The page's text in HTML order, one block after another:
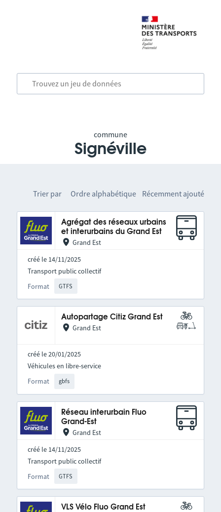
commune
Signéville
Trier par Ordre alphabétique Récemment ajouté
Agrégat des réseaux urbains
et interurbains du Grand Est
Grand Est
créé le 14/11/2025
Format GTFS
Transport public collectif
Autopartage Citiz Grand Est
Grand Est
créé le 20/01/2025
Format gbfs
Véhicules en libre-service
Réseau interurbain Fluo
Grand-Est
Grand Est
créé le 14/11/2025
Format GTFS
Transport public collectif
VLS Vélo Fluo Grand Est